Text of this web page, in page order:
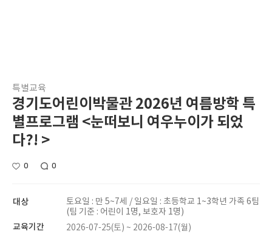
특별교육
경기도어린이박물관 2026년 여름방학 특
별프로그램 <눈떠보니 여우누이가 되었
다?! >
0 0
대상
토요일 : 만 5~7세 / 일요일 : 초등학교 1~3학년 가족 6팀
(팀 기준 : 어린이 1명, 보호자 1명)
교육기간 2026-07-25(토) ~ 2026-08-17(월)